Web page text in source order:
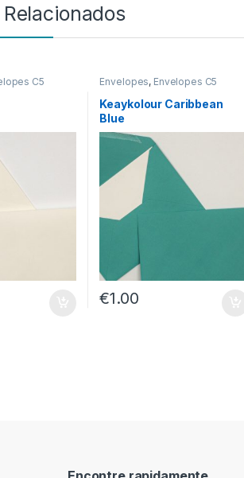
C5 Envelopes, Envelopes C5
Keaykolour Caribbean
Blue
€1.00